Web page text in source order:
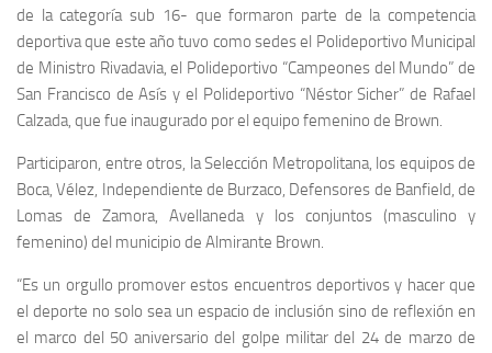
de la categoría sub 16- que formaron parte de la competencia
deportiva que este año tuvo como sedes el Polideportivo Municipal
de Ministro Rivadavia, el Polideportivo “Campeones del Mundo” de
San Francisco de Asís y el Polideportivo “Néstor Sicher” de Rafael
Calzada, que fue inaugurado por el equipo femenino de Brown.
Participaron, entre otros, la Selección Metropolitana, los equipos de
Boca, Vélez, Independiente de Burzaco, Defensores de Banfield, de
Lomas de Zamora, Avellaneda y los conjuntos (masculino y
femenino) del municipio de Almirante Brown.
“Es un orgullo promover estos encuentros deportivos y hacer que
el deporte no solo sea un espacio de inclusión sino de reflexión en
el marco del 50 aniversario del golpe militar del 24 de marzo de